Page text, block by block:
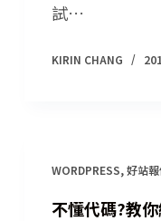
試…
KIRIN CHANG
WORDPRESS,好站
不懂代碼?教